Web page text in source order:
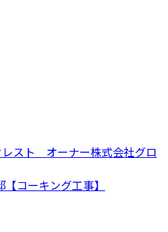
スト オーナー株式会社グロ
コーキング工事】